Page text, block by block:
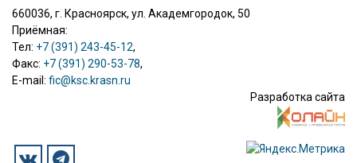
660036, г. Красноярск, ул. Академгородок, 50
Приёмная:
Тел: +7 (391) 243-45-12,
Факс: +7 (391) 290-53-78,
E-mail: fic@ksc.krasn.ru
Разработка сайта